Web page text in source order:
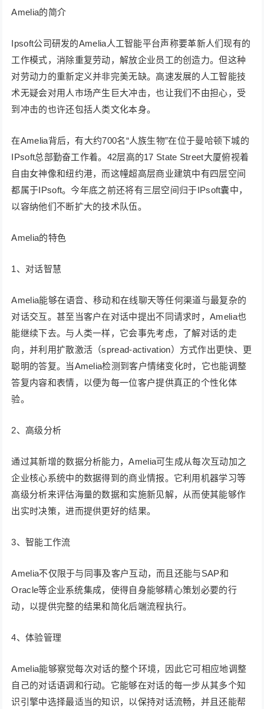
Amelia的简介
Ipsoft公司研发的Amelia人工智能平台声称要革新人们现有的
工作模式，消除重复劳动，解放企业员工的创造力。但这种
对劳动力的重新定义并非完美无缺。高速发展的人工智能技
术无疑会对用人市场产生巨大冲击，也让我们不由担心，受
到冲击的也许还包括人类文化本身。
在Amelia背后，有大约700名“人族生物”在位于曼哈顿下城的
IPsoft总部勤奋工作着。42层高的17 State Street大厦俯视着
自由女神像和纽约港，而这幢超高层商业建筑中有四层空间
都属于IPsoft。今年底之前还将有三层空间归于IPsoft囊中，
以容纳他们不断扩大的技术队伍。
Amelia的特色
1、对话智慧
Amelia能够在语音、移动和在线聊天等任何渠道与最复杂的
对话交互。甚至当客户在对话中提出不同请求时，Amelia也
能继续下去。与人类一样，它会事先考虑，了解对话的走
向，并利用扩散激活（spread-activation）方式作出更快、更
聪明的答复。当Amelia检测到客户情绪变化时，它也能调整
答复内容和表情，以便为每一位客户提供真正的个性化体
验。
2、高级分析
通过其新增的数据分析能力，Amelia可生成从每次互动加之
企业核心系统中的数据得到的商业情报。它利用机器学习等
高级分析来评估海量的数据和实施新见解，从而使其能够作
出实时决策，进而提供更好的结果。
3、智能工作流
Amelia不仅限于与同事及客户互动，而且还能与SAP和
Oracle等企业系统集成，使得自身能够精心策划必要的行
动，以提供完整的结果和简化后端流程执行。
4、体验管理
Amelia能够察觉每次对话的整个环境，因此它可相应地调整
自己的对话语调和行动。它能够在对话的每一步从其多个知
识引擎中选择最适当的知识，以保持对话流畅，并且还能帮